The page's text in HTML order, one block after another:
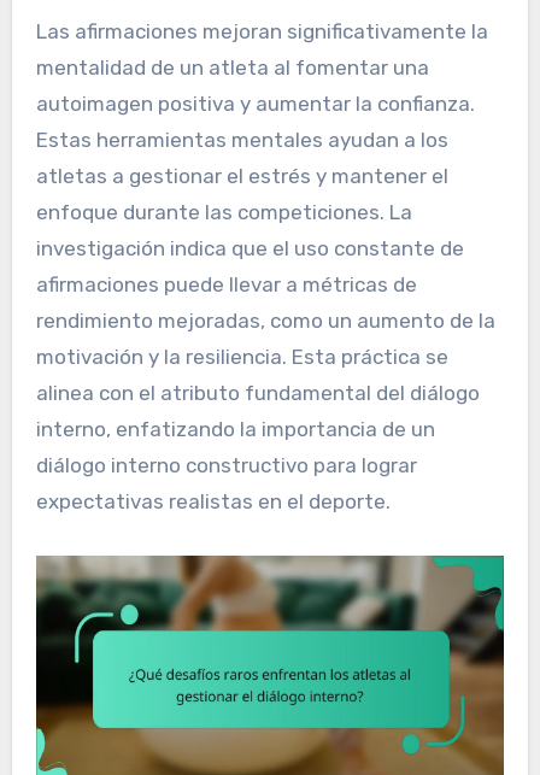
Las afirmaciones mejoran significativamente la
mentalidad de un atleta al fomentar una
autoimagen positiva y aumentar la confianza.
Estas herramientas mentales ayudan a los
atletas a gestionar el estrés y mantener el
enfoque durante las competiciones. La
investigación indica que el uso constante de
afirmaciones puede llevar a métricas de
rendimiento mejoradas, como un aumento de la
motivación y la resiliencia. Esta práctica se
alinea con el atributo fundamental del diálogo
interno, enfatizando la importancia de un
diálogo interno constructivo para lograr
expectativas realistas en el deporte.